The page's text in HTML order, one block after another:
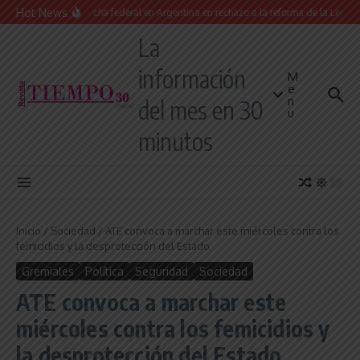
Saltar al contenido
Hot News
Masiva marcha federal en Argentina en rechazo a la reforma de la Ley de
La
información
del mes en 30
minutos
M
e
n
u
Inicio / Sociedad / ATE convoca a marchar este miércoles contra los
femicidios y la desprotección del Estado
Gremiales Política Seguridad Sociedad
ATE convoca a marchar este
miércoles contra los femicidios y